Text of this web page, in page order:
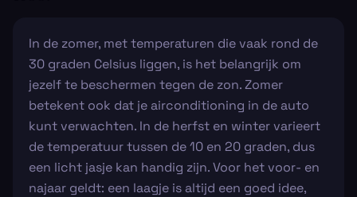
In de zomer, met temperaturen die vaak rond de
30 graden Celsius liggen, is het belangrijk om
jezelf te beschermen tegen de zon. Zomer
betekent ook dat je airconditioning in de auto
kunt verwachten. In de herfst en winter varieert
de temperatuur tussen de 10 en 20 graden, dus
een licht jasje kan handig zijn. Voor het voor- en
najaar geldt: een laagje is altijd een goed idee,